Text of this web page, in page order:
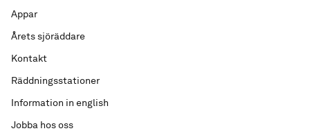
Appar
Årets sjöräddare
Kontakt
Räddningsstationer
Information in english
Jobba hos oss